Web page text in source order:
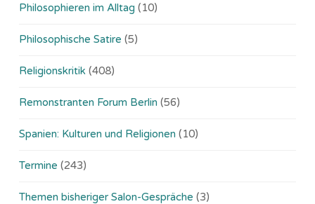
Philosophieren im Alltag (10)
Philosophische Satire (5)
Religionskritik (408)
Remonstranten Forum Berlin (56)
Spanien: Kulturen und Religionen (10)
Termine (243)
Themen bisheriger Salon-Gespräche (3)